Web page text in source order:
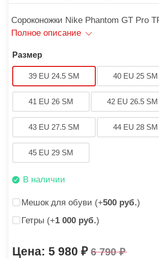
Сороконожки Nike Phantom GT Pro
Полное описание
Размер
39 EU 24.5 SM 40 EU 25 SM
41 EU 26 SM 42 EU 26.5 SM
43 EU 27.5 SM 44 EU 28 SM
45 EU 29 SM
В наличии
Мешок для обуви (+500 руб.)
Гетры (+1 000 руб.)
5 980 6 790